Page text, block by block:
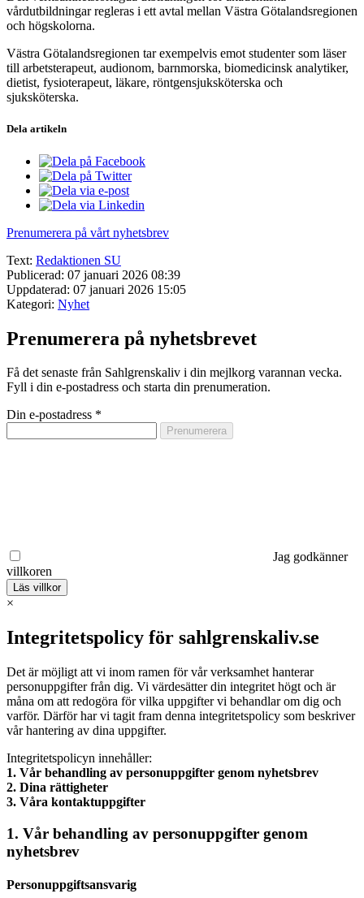
vårdutbildningar regleras i ett avtal mellan Västra Götalandsregionen
och högskolorna.
Västra Götalandsregionen tar exempelvis emot studenter som läser
till arbetsterapeut, audionom, barnmorska, biomedicinsk analytiker,
dietist, fysioterapeut, läkare, röntgensjuksköterska och
sjuksköterska.
Dela artikeln
Prenumerera på vårt nyhetsbrev
Text: Redaktionen SU
Publicerad: 07 januari 2026 08:39
Uppdaterad: 07 januari 2026 15:05
Kategori: Nyhet
Prenumerera på nyhetsbrevet
Få det senaste från Sahlgrenskaliv i din mejlkorg varannan vecka.
Fyll i din e-postadress och starta din prenumeration.
Din e-postadress *
Jag godkänner
villkoren
Läs villkor
×
Integritetspolicy för sahlgrenskaliv.se
Det är möjligt att vi inom ramen för vår verksamhet hanterar
personuppgifter från dig. Vi värdesätter din integritet högt och är
måna om att redogöra för vilka uppgifter vi behandlar om dig och
varför. Därför har vi tagit fram denna integritetspolicy som beskriver
vår hantering av dina uppgifter.
Integritetspolicyn innehåller:
1. Vår behandling av personuppgifter genom nyhetsbrev
2. Dina rättigheter
3. Våra kontaktuppgifter
1. Vår behandling av personuppgifter genom
nyhetsbrev
Personuppgiftsansvarig